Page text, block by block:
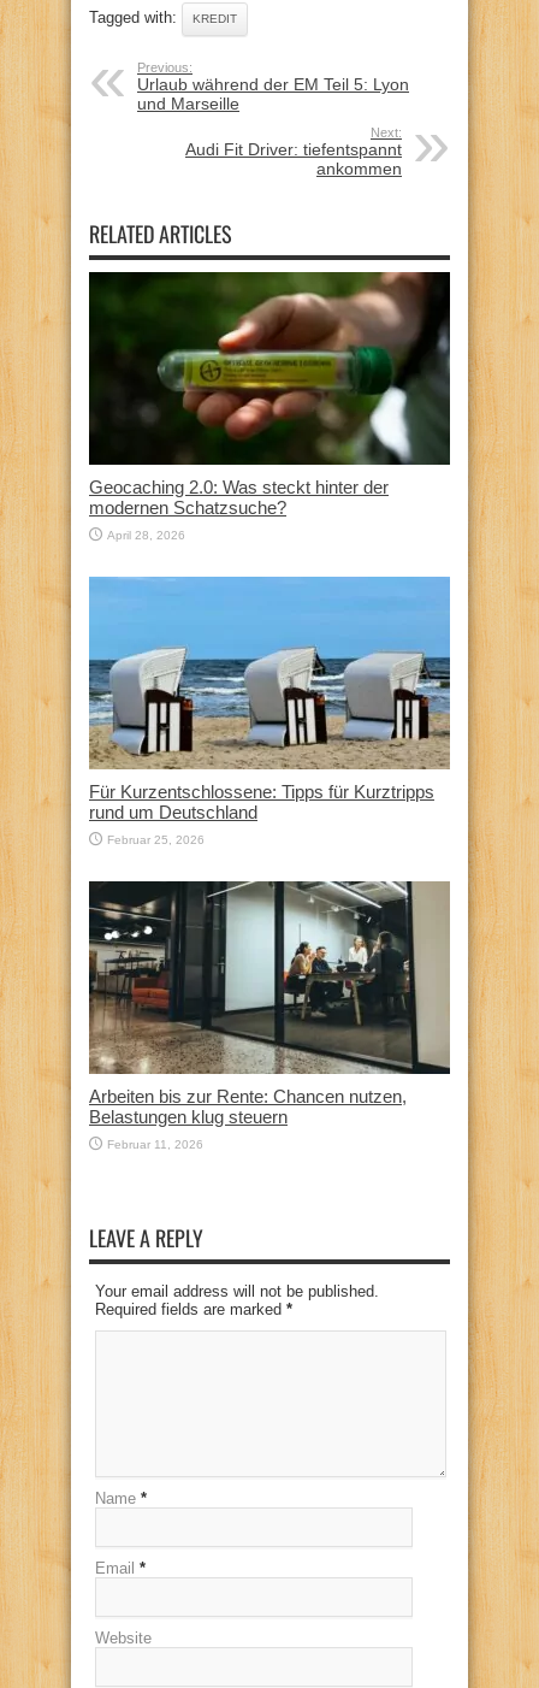
Tagged with: KREDIT
Previous:
Urlaub während der EM Teil 5: Lyon
und Marseille
Next:
Audi Fit Driver: tiefentspannt
ankommen
RELATED ARTICLES
Geocaching 2.0: Was steckt hinter der
modernen Schatzsuche?
April 28, 2026
Für Kurzentschlossene: Tipps für Kurztripps
rund um Deutschland
Februar 25, 2026
Arbeiten bis zur Rente: Chancen nutzen,
Belastungen klug steuern
Februar 11, 2026
LEAVE A REPLY
Your email address will not be published.
Required fields are marked *
Name *
Email *
Website